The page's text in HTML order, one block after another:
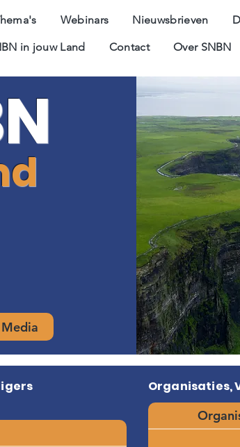
Webinars Nieuwsbrieven
in jouw Land Contact Over SNBN
Organisaties,